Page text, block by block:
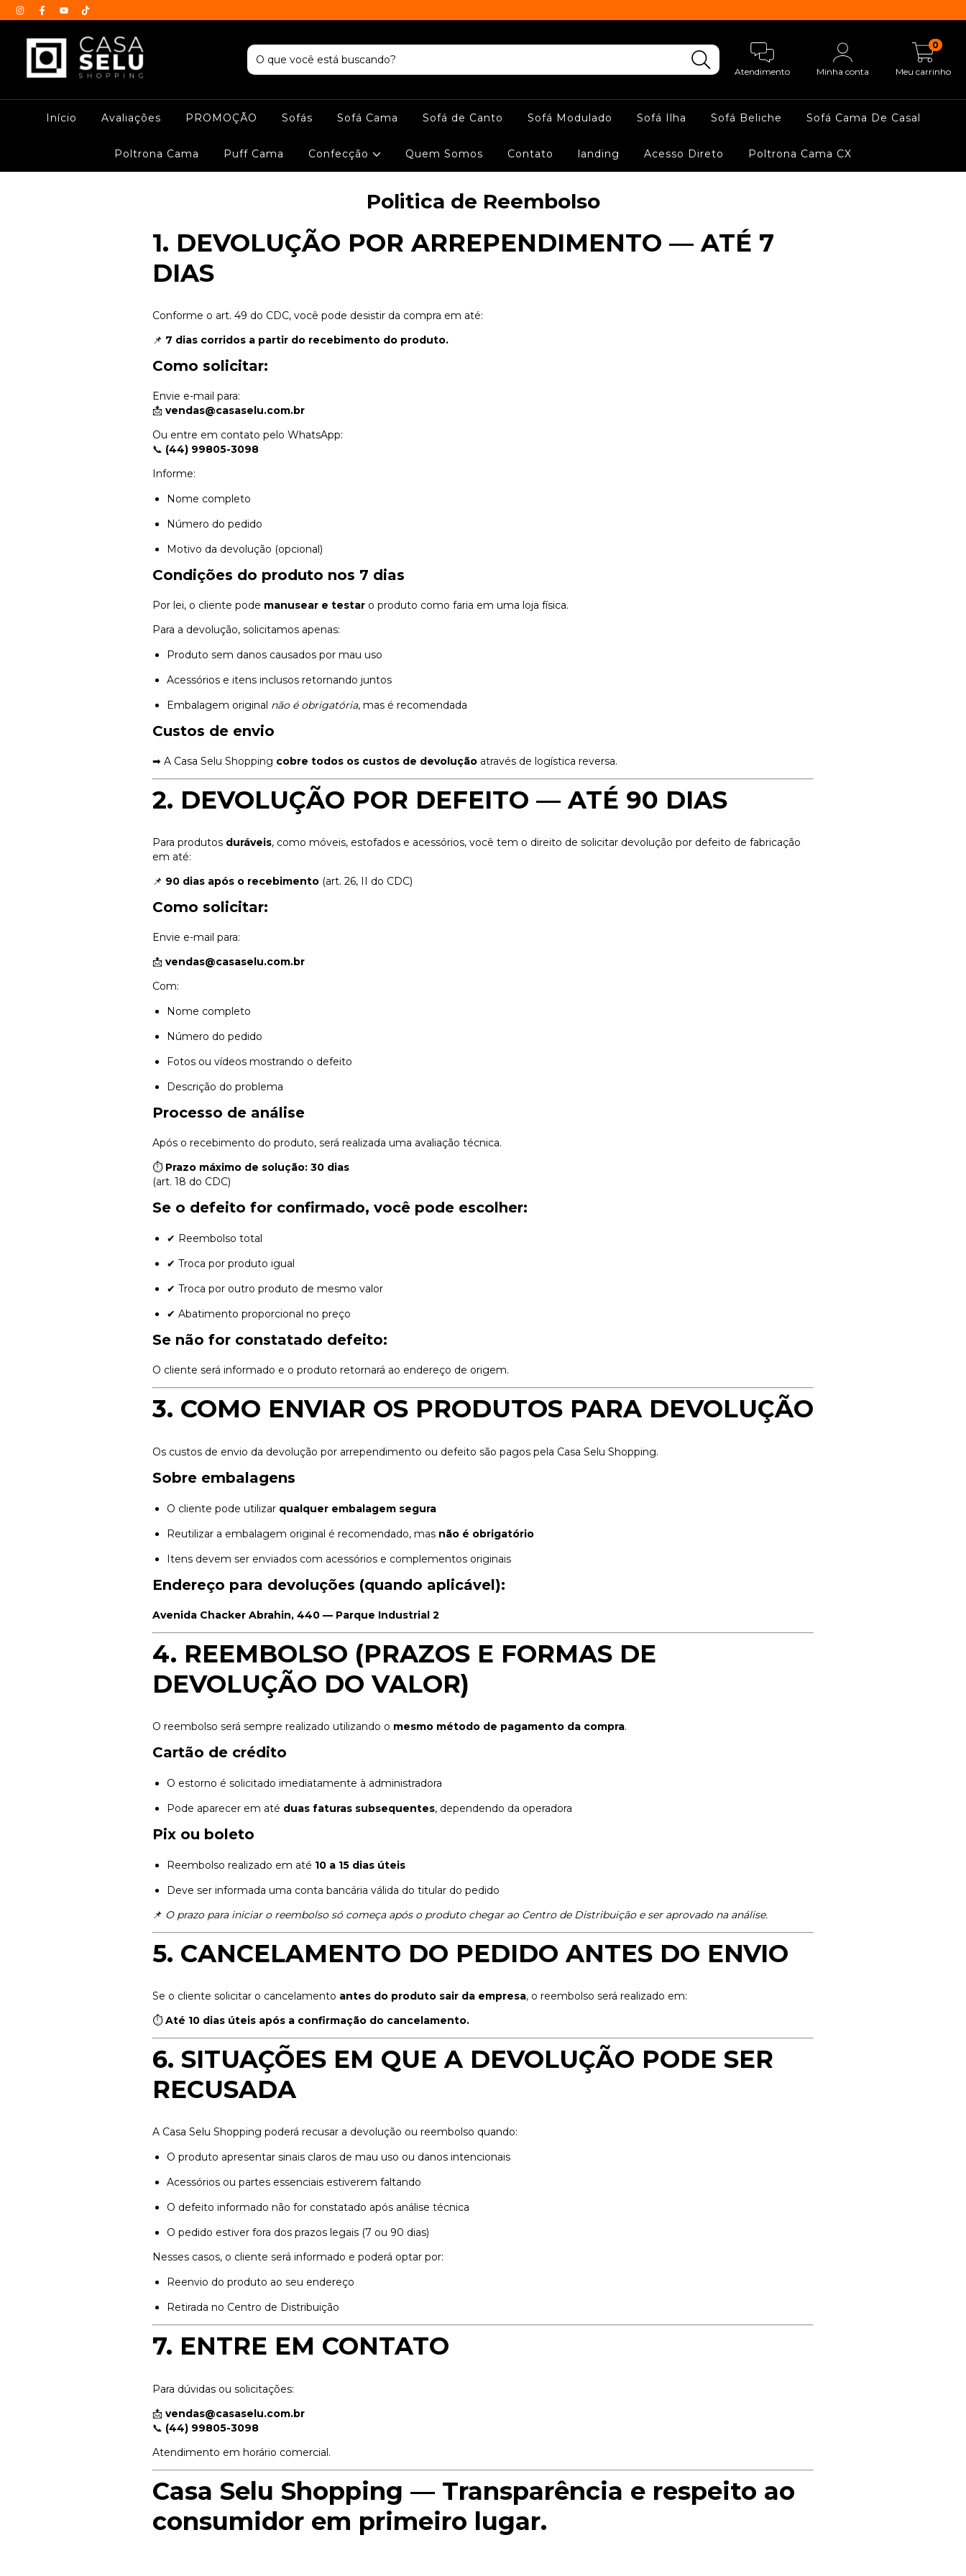
Atendimento Minha conta Meu carrinho
0
Início Avaliações PROMOÇÃO Sofás Sofá Cama Sofá de Canto Sofá Modulado Sofá Ilha Sofá Beliche Sofá Cama De Casal
Poltrona Cama Puff Cama Confecção Quem Somos Contato landing Acesso Direto Poltrona Cama CX
Politica de Reembolso
1. DEVOLUÇÃO POR ARREPENDIMENTO — ATÉ 7
DIAS
Conforme o art. 49 do CDC, você pode desistir da compra em até:
📌 7 dias corridos a partir do recebimento do produto.
Como solicitar:
Envie e-mail para:
📩 vendas@casaselu.com.br
Ou entre em contato pelo WhatsApp:
📞 (44) 99805-3098
Informe:
Nome completo
Número do pedido
Motivo da devolução (opcional)
Condições do produto nos 7 dias
Por lei, o cliente pode manusear e testar o produto como faria em uma loja física.
Para a devolução, solicitamos apenas:
Produto sem danos causados por mau uso
Acessórios e itens inclusos retornando juntos
Embalagem original não é obrigatória, mas é recomendada
Custos de envio
➡ A Casa Selu Shopping cobre todos os custos de devolução através de logística reversa.
2. DEVOLUÇÃO POR DEFEITO — ATÉ 90 DIAS
Para produtos duráveis, como móveis, estofados e acessórios, você tem o direito de solicitar devolução por defeito de fabricação
em até:
📌 90 dias após o recebimento (art. 26, II do CDC)
Como solicitar:
Envie e-mail para:
📩 vendas@casaselu.com.br
Com:
Nome completo
Número do pedido
Fotos ou vídeos mostrando o defeito
Descrição do problema
Processo de análise
Após o recebimento do produto, será realizada uma avaliação técnica.
⏱ Prazo máximo de solução: 30 dias
(art. 18 do CDC)
Se o defeito for confirmado, você pode escolher:
✔ Reembolso total
✔ Troca por produto igual
✔ Troca por outro produto de mesmo valor
✔ Abatimento proporcional no preço
Se não for constatado defeito:
O cliente será informado e o produto retornará ao endereço de origem.
3. COMO ENVIAR OS PRODUTOS PARA DEVOLUÇÃO
Os custos de envio da devolução por arrependimento ou defeito são pagos pela Casa Selu Shopping.
Sobre embalagens
O cliente pode utilizar qualquer embalagem segura
Reutilizar a embalagem original é recomendado, mas não é obrigatório
Itens devem ser enviados com acessórios e complementos originais
Endereço para devoluções (quando aplicável):
Avenida Chacker Abrahin, 440 — Parque Industrial 2
4. REEMBOLSO (PRAZOS E FORMAS DE
DEVOLUÇÃO DO VALOR)
O reembolso será sempre realizado utilizando o mesmo método de pagamento da compra.
Cartão de crédito
O estorno é solicitado imediatamente à administradora
Pode aparecer em até duas faturas subsequentes, dependendo da operadora
Pix ou boleto
Reembolso realizado em até 10 a 15 dias úteis
Deve ser informada uma conta bancária válida do titular do pedido
📌 O prazo para iniciar o reembolso só começa após o produto chegar ao Centro de Distribuição e ser aprovado na análise.
5. CANCELAMENTO DO PEDIDO ANTES DO ENVIO
Se o cliente solicitar o cancelamento antes do produto sair da empresa, o reembolso será realizado em:
⏱Até 10 dias úteis após a confirmação do cancelamento.
6. SITUAÇÕES EM QUE A DEVOLUÇÃO PODE SER
RECUSADA
A Casa Selu Shopping poderá recusar a devolução ou reembolso quando:
O produto apresentar sinais claros de mau uso ou danos intencionais
Acessórios ou partes essenciais estiverem faltando
O defeito informado não for constatado após análise técnica
O pedido estiver fora dos prazos legais (7 ou 90 dias)
Nesses casos, o cliente será informado e poderá optar por:
Reenvio do produto ao seu endereço
Retirada no Centro de Distribuição
7. ENTRE EM CONTATO
Para dúvidas ou solicitações:
📩 vendas@casaselu.com.br
📞 (44) 99805-3098
Atendimento em horário comercial.
Casa Selu Shopping — Transparência e respeito ao
consumidor em primeiro lugar.